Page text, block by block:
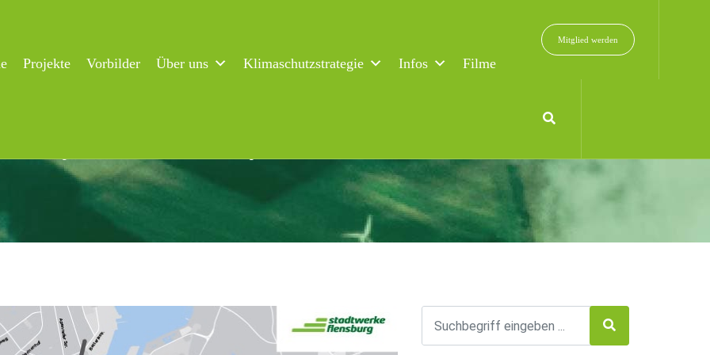
Projekte Vorbilder Über uns Klimaschutzstrategie Infos
Filme
Mitglied werden